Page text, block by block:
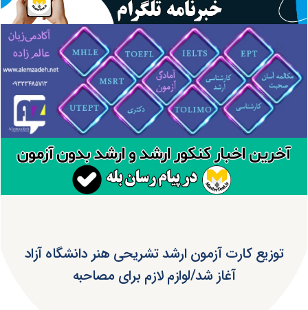
توزیع کارت آزمون ارشد تشریحی هنر دانشگاه آزاد
آغاز شد/لوازم لازم برای مصاحبه